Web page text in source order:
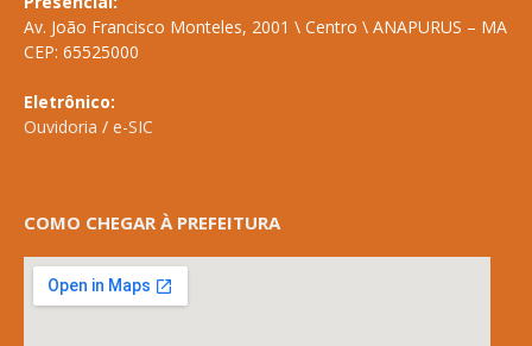
Av. João Francisco Monteles, 2001 \ Centro \ ANAPURUS – MA
CEP: 65525000
Eletrônico:
Ouvidoria / e-SIC
COMO CHEGAR À PREFEITURA